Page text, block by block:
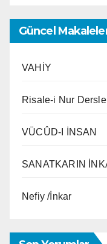
Güncel
VAHİY
Risale-i Nur
VÜCÛD-I İNSAN
SANATKARIN
Nefiy /İnkar